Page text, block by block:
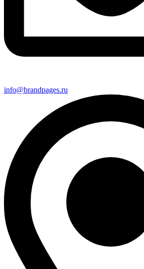
info@brandpages.ru